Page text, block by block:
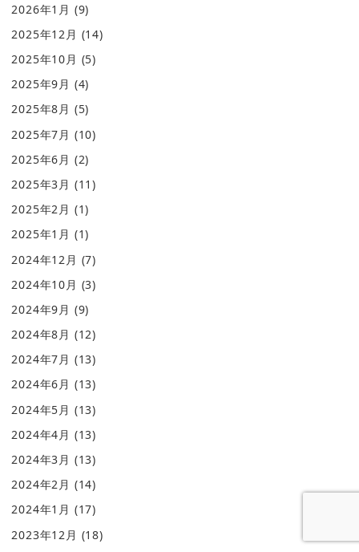
2026年1月 (9)
2025年12月 (14)
2025年10月 (5)
2025年9月 (4)
2025年8月 (5)
2025年7月 (10)
2025年6月 (2)
2025年3月 (11)
2025年2月 (1)
2025年1月 (1)
2024年12月 (7)
2024年10月 (3)
2024年9月 (9)
2024年8月 (12)
2024年7月 (13)
2024年6月 (13)
2024年5月 (13)
2024年4月 (13)
2024年3月 (13)
2024年2月 (14)
2024年1月 (17)
2023年12月 (18)